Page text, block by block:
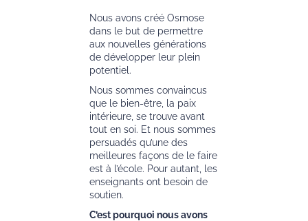
Nous avons créé Osmose
dans le but de permettre
aux nouvelles générations
de développer leur plein
potentiel.
Nous sommes convaincus
que le bien-être, la paix
intérieure, se trouve avant
tout en soi. Et nous sommes
persuadés qu’une des
meilleures façons de le faire
est à l’école. Pour autant, les
enseignants ont besoin de
soutien.
C’est pourquoi nous avons